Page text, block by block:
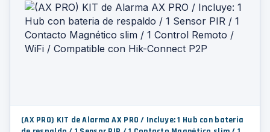
(AX PRO) KIT de Alarma AX PRO / Incluye: 1 Hub con bateria